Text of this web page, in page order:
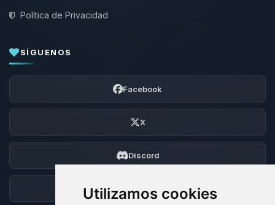
Utilizamos cookies
Política de Privacidad
SÍGUENOS
Facebook
X
Discord
Foro